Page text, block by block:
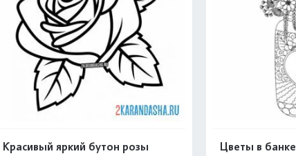
Красивый яркий бутон розы Цветы в банке